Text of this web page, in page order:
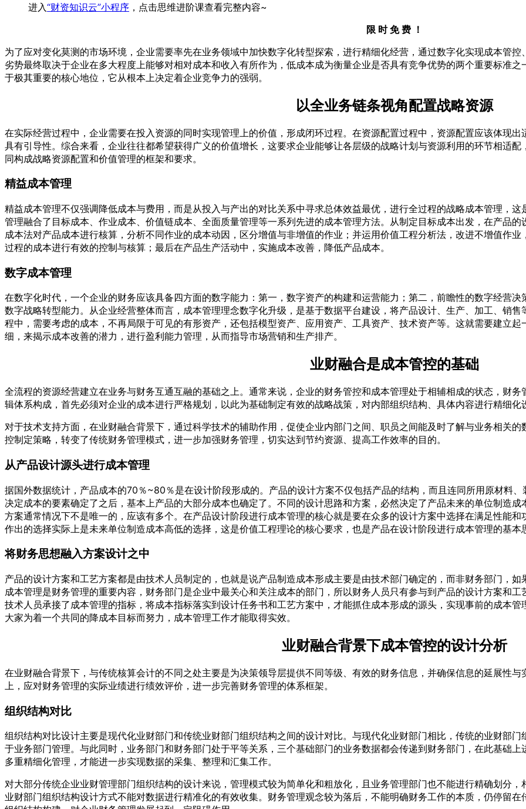
进入“财资知识云”小程序 ，点击思维进阶课查看完整内容~
限 时 免 费 ！
为了应对变化莫测的市场环境，企业需要率先在业务领域中加快数字化转型探索，进行精细化经营，通过数字化实现成本管
劣势最终取决于企业在多大程度上能够对相对成本和收入有所作为，低成本成为衡量企业是否具有竞争优势的两个重要标准
于极其重要的核心地位，它从根本上决定着企业竞争力的强弱。
以全业务链条视角配置战略资源
在实际经营过程中，企业需要在投入资源的同时实现管理上的价值，形成闭环过程。在资源配置过程中，资源配置应该体现
具有引导性。综合来看，企业往往都希望获得广义的价值增长，这要求企业能够让各层级的战略计划与资源利用的环节相适
同构成战略资源配置和价值管理的框架和要求。
精益成本管理
精益成本管理不仅强调降低成本与费用，而是从投入与产出的对比关系中寻求总体效益最优，进行全过程的战略成本管理，
管理融合了目标成本、作业成本、价值链成本、全面质量管理等一系列先进的成本管理方法。从制定目标成本出发，在产品
成本法对产品成本进行核算，分析不同作业的成本动因，区分增值与非增值的作业；并运用价值工程分析法，改进不增值作
过程的成本进行有效的控制与核算；最后在产品生产活动中，实施成本改善，降低产品成本。
数字成本管理
在数字化时代，一个企业的财务应该具备四方面的数字能力：第一，数字资产的构建和运营能力；第二，前瞻性的数字经营
数字战略转型能力。从企业经营整体而言，成本管理理念数字化升级，是基于数据平台建设，将产品设计、生产、加工、销
程中，需要考虑的成本，不再局限于可见的有形资产，还包括模型资产、应用资产、工具资产、技术资产等。这就需要建立
细，来揭示成本改善的潜力，进行盈利能力管理，从而指导市场营销和生产排产。
业财融合是成本管控的基础
全流程的资源经营建立在业务与财务互通互融的基础之上。通常来说，企业的财务管控和成本管理处于相辅相成的状态，财
辑体系构成，首先必须对企业的成本进行严格规划，以此为基础制定有效的战略战策，对内部组织结构、具体内容进行精细化
对于技术支持方面，在业财融合背景下，通过科学技术的辅助作用，促使企业内部门之间、职员之间能及时了解与业务相关
控制定策略，转变了传统财务管理模式，进一步加强财务管理，切实达到节约资源、提高工作效率的目的。
从产品设计源头进行成本管理
据国外数据统计，产品成本的70％~80％是在设计阶段形成的。产品的设计方案不仅包括产品的结构，而且连同所用原材料
决定成本的要素确定了之后，基本上产品的大部分成本也确定了。不同的设计思路和方案，必然决定了产品未来的单位制造
方案通常情况下不是唯一的，应该有多个。在产品设计阶段进行成本管理的核心就是要在众多的设计方案中选择在满足性能
作出的选择实际上是未来单位制造成本高低的选择，这是价值工程理论的核心要求，也是产品在设计阶段进行成本管理的基本
将财务思想融入方案设计之中
产品的设计方案和工艺方案都是由技术人员制定的，也就是说产品制造成本形成主要是由技术部门确定的，而非财务部门，
成本管理是财务管理的重要内容，财务部门是企业中最关心和关注成本的部门，所以财务人员只有参与到产品的设计方案和
技术人员承接了成本管理的指标，将成本指标落实到设计任务书和工艺方案中，才能抓住成本形成的源头，实现事前的成本
大家为着一个共同的降成本目标而努力，成本管理工作才能取得实效。
业财融合背景下成本管控的设计分析
在业财融合背景下，与传统核算会计的不同之处主要是为决策领导层提供不同等级、有效的财务信息，并确保信息的延展性
上，应对财务管理的实际业绩进行绩效评价，进一步完善财务管理的体系框架。
组织结构对比
组织结构对比设计主要是现代化业财部门和传统业财部门组织结构之间的设计对比。与现代化业财部门相比，传统的业财部
于业务部门管理。与此同时，业务部门和财务部门处于平等关系，三个基础部门的业务数据都会传递到财务部门，在此基础
多重精细化管理，才能进一步实现数据的采集、整理和汇集工作。
对大部分传统企业业财管理部门组织结构的设计来说，管理模式较为简单化和粗放化，且业务管理部门也不能进行精确划分
业财部门组织结构设计方式不能对数据进行精准化的有效收集。财务管理观念较为落后，不能明确财务工作的本质，仍停留